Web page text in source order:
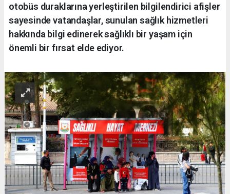
otobüs duraklarına yerleştirilen bilgilendirici afişler
sayesinde vatandaşlar, sunulan sağlık hizmetleri
hakkında bilgi edinerek sağlıklı bir yaşam için
önemli bir fırsat elde ediyor.